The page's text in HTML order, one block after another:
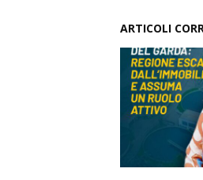
ARTICOLI